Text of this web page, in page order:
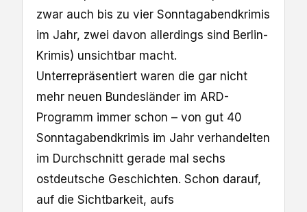
zwar auch bis zu vier Sonntagabendkrimis
im Jahr, zwei davon allerdings sind Berlin-
Krimis) unsichtbar macht.
Unterrepräsentiert waren die gar nicht
mehr neuen Bundesländer im ARD-
Programm immer schon – von gut 40
Sonntagabendkrimis im Jahr verhandelten
im Durchschnitt gerade mal sechs
ostdeutsche Geschichten. Schon darauf,
auf die Sichtbarkeit, aufs